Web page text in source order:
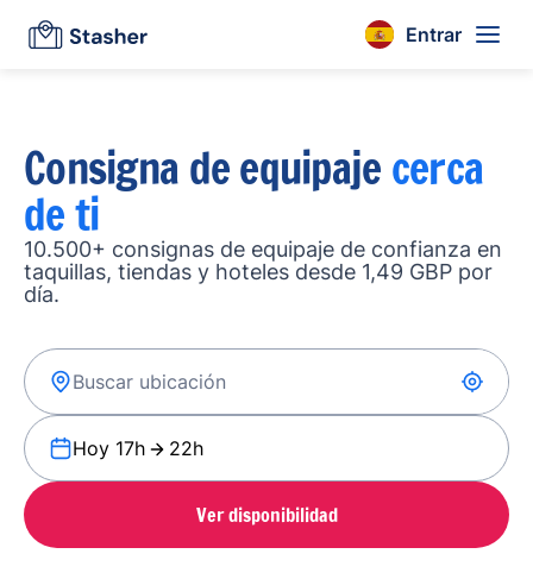
Entrar
Consigna de equipajecerca
de ti
10.500+ consignas de equipaje de confianza en
taquillas, tiendas y hoteles desde 1,49 GBP por
día.
Hoy 17h 22h
Ver disponibilidad